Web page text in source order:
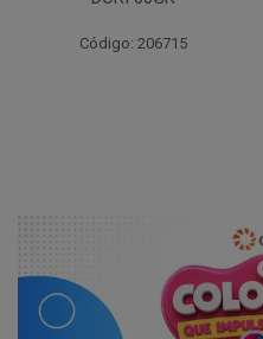
Código: 206715